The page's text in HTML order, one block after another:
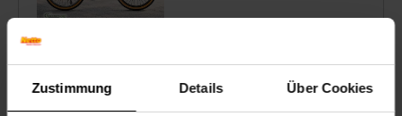
Zustimmung Details Über Cookies